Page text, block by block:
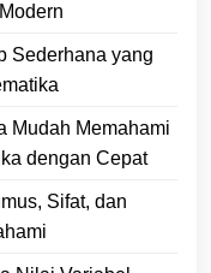
Sederhana yang
Mudah Memahami
dengan Cepat
Sifat, dan